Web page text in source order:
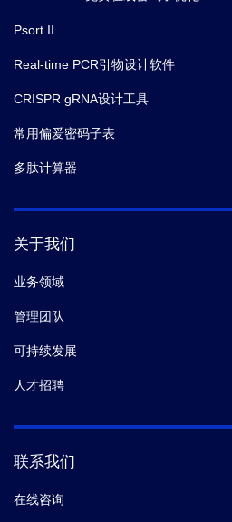
Psort II
Real-time PCR引物设计软件
CRISPR gRNA设计工具
常用偏爱密码子表
多肽计算器
关于我们
业务领域
管理团队
可持续发展
人才招聘
联系我们
在线咨询